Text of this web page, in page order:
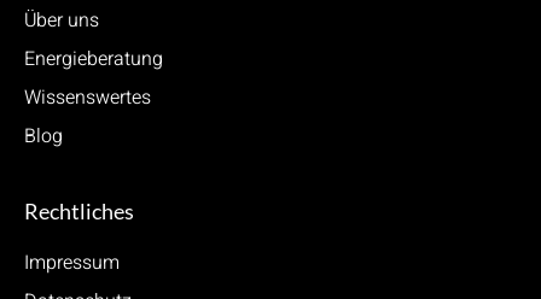
Über uns
Energieberatung
Wissenswertes
Blog
Rechtliches
Impressum